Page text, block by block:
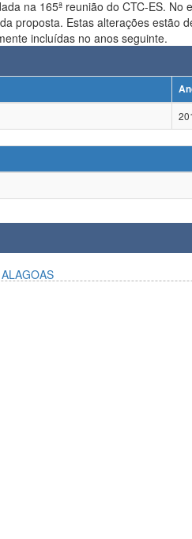
na 165ª reunião do CTC-ES.
alterações estão descritas na ficha de avaliação
incluídas no anos seguinte.